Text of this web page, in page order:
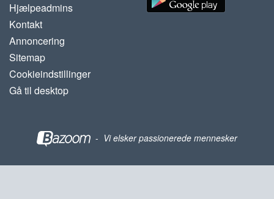
Hjælpeadmins
Kontakt
Annoncering
Sitemap
Cookieindstillinger
Gå til desktop
- Vi elsker passionerede mennesker